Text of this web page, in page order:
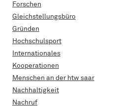
Forschen
Gleichstellungsbüro
Gründen
Hochschulsport
Internationales
Kooperationen
Menschen an der htw saar
Nachhaltigkeit
Nachruf